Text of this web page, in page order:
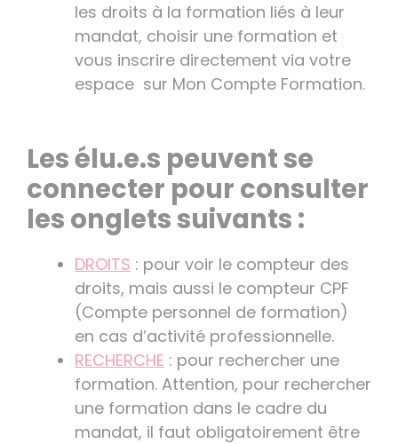
les droits à la formation liés à leur
mandat, choisir une formation et
vous inscrire directement via votre
espace sur Mon Compte Formation.
Les élu.e.s peuvent se
connecter pour consulter
les onglets suivants :
DROITS : pour voir le compteur des
droits, mais aussi le compteur CPF
(Compte personnel de formation)
en cas d’activité professionnelle.
RECHERCHE : pour rechercher une
formation. Attention, pour rechercher
une formation dans le cadre du
mandat, il faut obligatoirement être